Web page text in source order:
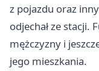
z pojazdu oraz
odjechał ze stacji.
mężczyzny i
jego mieszkania.